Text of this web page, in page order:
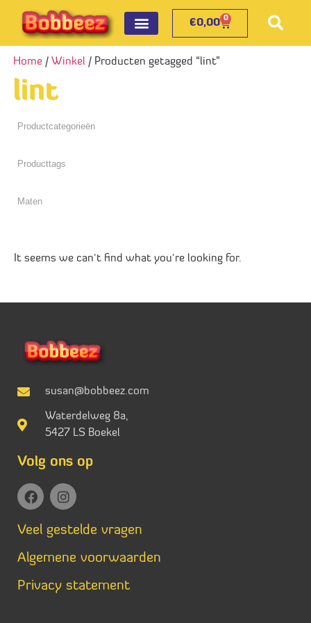
€0,00 0
Home / Winkel / Producten getagged “lint”
lint
It seems we can't find what you're looking for.
susan@bobbeez.com
Waterdelweg 8a,
5427 LS Boekel
Volg ons op
Veel gestelde vragen
Algemene voorwaarden
Privacy statement